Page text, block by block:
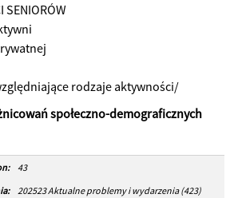
SENIORÓW
rodzaje aktywności/
społeczno-demograficznych
43
202523 Aktualne problemy i wydarzenia (423)